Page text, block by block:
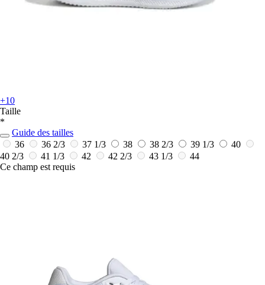
+10
Taille
*
Guide des tailles
36
36 2/3 37 1/3 38 38 2/3 39 1/3
40
40 2/3
41 1/3 42 42 2/3 43 1/3
44
Ce champ est requis